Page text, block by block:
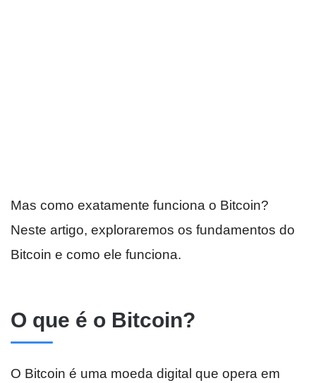
Mas como exatamente funciona o Bitcoin?
Neste artigo, exploraremos os fundamentos do
Bitcoin e como ele funciona.
O que é o Bitcoin?
O Bitcoin é uma moeda digital que opera em